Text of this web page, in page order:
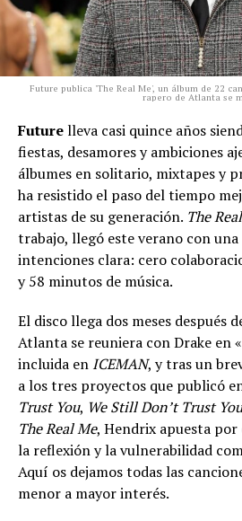
Future publica 'The Real Me', un álbum de 22
rapero de Atlanta se
Futurelleva casi quince años
fiestas, desamores y ambiciones
álbumes en solitario, mixtapes y
ha resistido el paso del tiempo
artistas de su generación. The
trabajo, llegó este verano con
intenciones clara: cero
y 58 minutos de música.
El disco llega dos meses después
Atlanta se reuniera con Drake en
incluida en ICEMAN, y tras un
a los tres proyectos que publicó
Trust You, We Still Don’t Trust You
The Real Me, Hendrix apuesta por
la reflexión y la vulnerabilidad
Aquí os dejamos todas las
menor a mayor interés.